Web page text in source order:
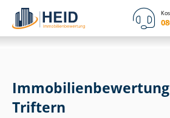
Immobilien­bewertung
Triftern